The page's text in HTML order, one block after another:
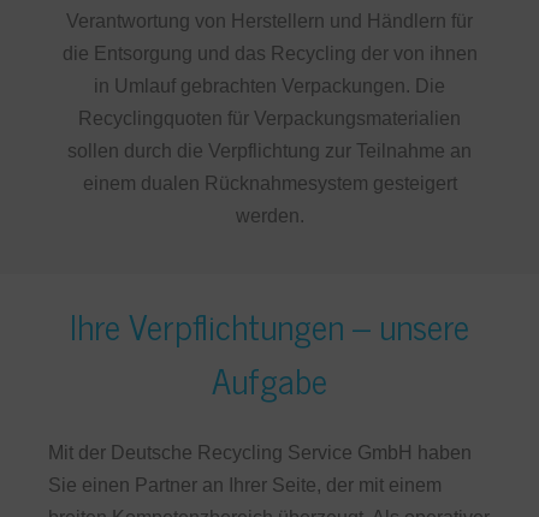
Verantwortung von Herstellern und Händlern für
die Entsorgung und das Recycling der von ihnen
in Umlauf gebrachten Verpackungen. Die
Recyclingquoten für Verpackungsmaterialien
sollen durch die Verpflichtung zur Teilnahme an
einem dualen Rücknahmesystem gesteigert
werden.
Ihre Verpflichtungen – unsere
Aufgabe
Mit der Deutsche Recycling Service GmbH haben
Sie einen Partner an Ihrer Seite, der mit einem